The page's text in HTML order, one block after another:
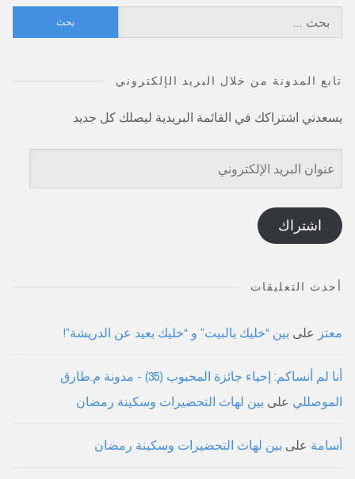
عن:
تابع المدونة من خلال البريد الإلكتروني
يسعدني اشتراكك في القائمة البريدية ليصلك كل جديد
عنوان
البريد
الإلكتروني
اشتراك
أحدث التعليقات
معتز على بين “خليك بالبيت” و “خليك بعيد عن الدريشة”!
أنا لم أنساكم: إحياء جائزة المحبوب (35) - مدونة م.طارق
الموصللي على بين لهاث التحضيرات وسكينة رمضان
أسامة على بين لهاث التحضيرات وسكينة رمضان